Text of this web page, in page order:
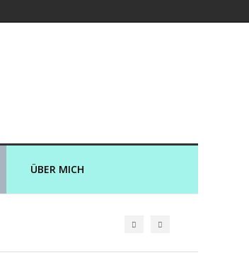
ÜBER MICH